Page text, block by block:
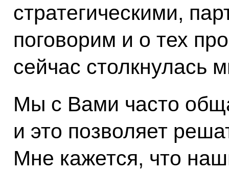
стратегическими,
поговорим и о тех
сейчас столкнулась
Мы с Вами часто
и это позволяет
Мне кажется, что